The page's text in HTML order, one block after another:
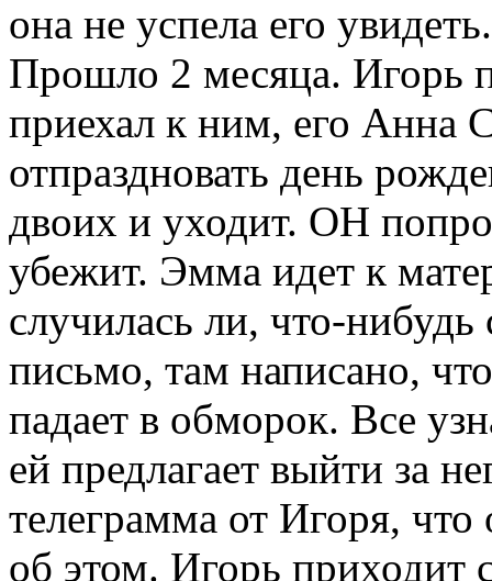
она не успела его увидеть.
Прошло 2 месяца. Игорь
приехал к ним, его Анна
отпраздновать день
двоих и уходит. ОН
убежит. Эмма идет к
случилась ли, что-
письмо, там написано,
падает в обморок. Все
ей предлагает выйти за
телеграмма от Игоря,
об этом. Игорь приходит